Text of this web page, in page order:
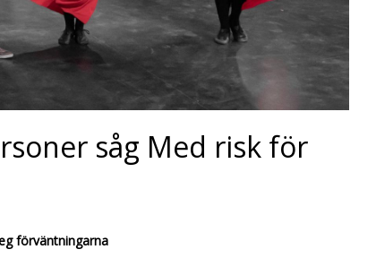
såg Med risk för
förväntningarna